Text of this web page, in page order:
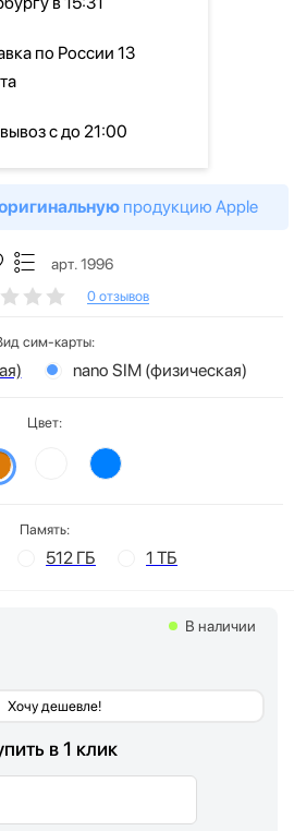
по России 13
с до 21:00
продукцию Apple
арт. 1996
0 отзывов
сим-карты:
nano SIM (физическая)
Цвет:
Память:
512 ГБ 1 ТБ
Хочу дешевле!
В наличии
в 1 клик